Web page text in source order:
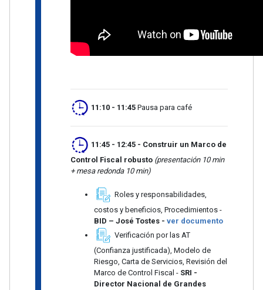
11:10 - 11:45Pausa para café
11:45 - 12:45 - Construir un Marco de
Control Fiscal robusto(presentación 10 min
+ mesa redonda 10 min)
Roles y responsabilidades,
costos y beneficios, Procedimientos -
BID – José Tostes - ver documento
Verificación por las AT
(Confianza justificada), Modelo de
Riesgo, Carta de Servicios, Revisión del
Marco de Control Fiscal - SRI -
Director Nacional de Grandes